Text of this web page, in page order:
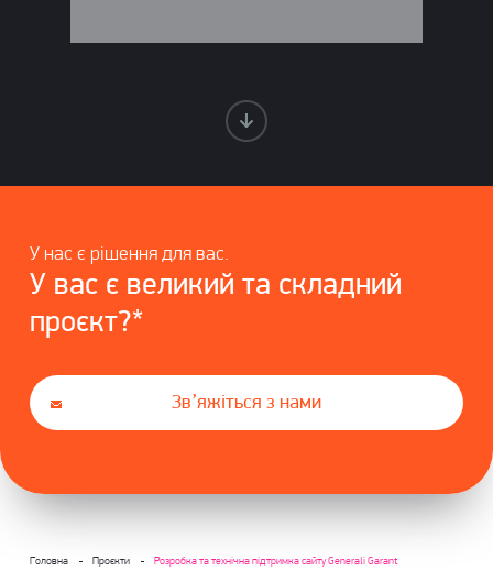
У нас є рішення для вас.
У вас є великий та складний
проєкт?*
Зв’яжіться з нами
Головна Проєкти Розробка та технічна підтримка сайту Generali Garant